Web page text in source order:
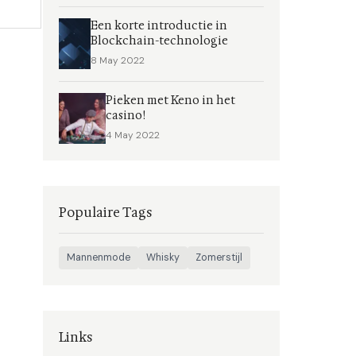
Een korte introductie in
Blockchain-technologie
8 May 2022
Pieken met Keno in het
casino!
4 May 2022
Populaire Tags
Mannenmode Whisky Zomerstijl
Links